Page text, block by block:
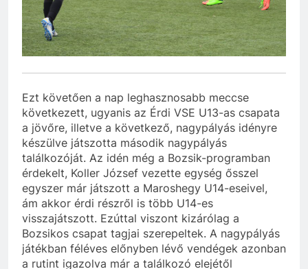
Ezt követően a nap leghasznosabb meccse
következett, ugyanis az Érdi VSE U13-as csapata
a jövőre, illetve a következő, nagypályás idényre
készülve játszotta második nagypályás
találkozóját. Az idén még a Bozsik-programban
érdekelt, Koller József vezette egység ősszel
egyszer már játszott a Maroshegy U14-eseivel,
ám akkor érdi részről is több U14-es
visszajátszott. Ezúttal viszont kizárólag a
Bozsikos csapat tagjai szerepeltek. A nagypályás
játékban féléves előnyben lévő vendégek azonban
a rutint igazolva már a találkozó elejétől